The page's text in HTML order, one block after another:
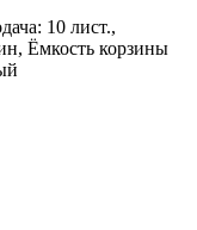
10 лист.,
Ёмкость корзины